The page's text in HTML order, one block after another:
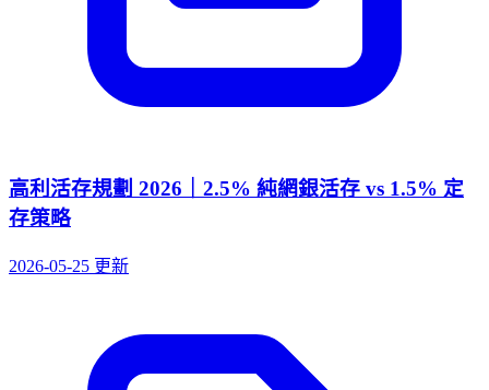
高利活存規劃 2026｜2.5% 純網銀活存 vs 1.5% 定
存策略
2026-05-25 更新